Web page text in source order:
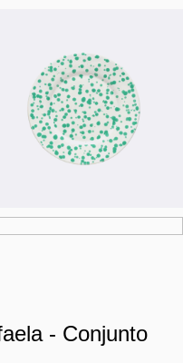
- Conjunto